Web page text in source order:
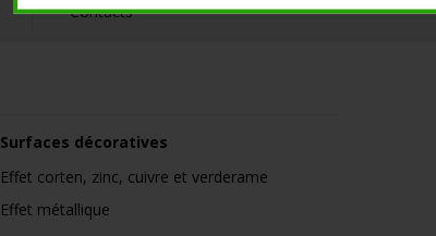
Contacts
Surfaces décoratives
Effet corten, zinc, cuivre et verderame
Effet métallique